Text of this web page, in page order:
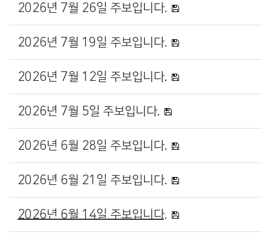
2026년 7월 26일 주보입니다.
2026년 7월 19일 주보입니다.
2026년 7월 12일 주보입니다.
2026년 7월 5일 주보입니다.
2026년 6월 28일 주보입니다.
2026년 6월 21일 주보입니다.
2026년 6월 14일 주보입니다.